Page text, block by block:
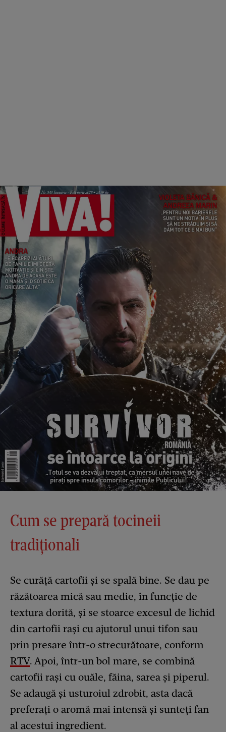
Cum se prepară tocineii
tradiționali
Se curăță cartofii și se spală bine. Se dau pe
răzătoarea mică sau medie, în funcție de
textura dorită, și se stoarce excesul de lichid
din cartofii rași cu ajutorul unui tifon sau
prin presare într-o strecurătoare, conform
RTV. Apoi, într-un bol mare, se combină
cartofii rași cu ouăle, făina, sarea și piperul.
Se adaugă și usturoiul zdrobit, asta dacă
preferați o aromă mai intensă și sunteți fan
al acestui ingredient.